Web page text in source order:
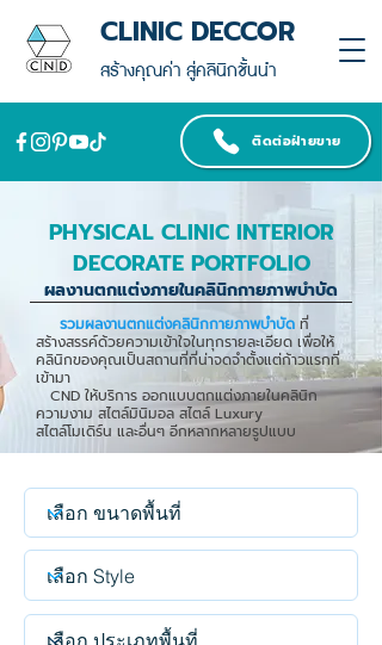
สร้างคุณค่า สู่คลินิกชั้นนำ
CLINIC DECCOR
ติดต่อฝ่ายขาย
PHYSICAL CLINIC INTERIOR
DECORATE PORTFOLIO
ผลงานตกแต่งภายในคลินิกกายภาพบำบัด
รวมผลงานตกแต่งคลินิกกายภาพบำบัด ที่
สร้างสรรค์ด้วยความเข้าใจในทุกรายละเอียด เพื่อให้
คลินิกของคุณเป็นสถานที่ที่น่าจดจำตั้งแต่ก้าวแรกที่
เข้ามา
CND ให้บริการ ออกแบบตกแต่งภายในคลินิก
ความงาม สไตล์มินิมอล สไตล์ Luxury
สไตล์โมเดิร์น และอื่นๆ อีกหลากหลายรูปแบบ